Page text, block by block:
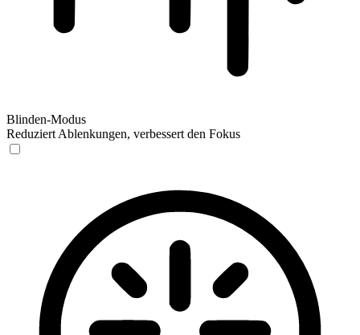
Blinden-Modus
Reduziert Ablenkungen, verbessert den Fokus